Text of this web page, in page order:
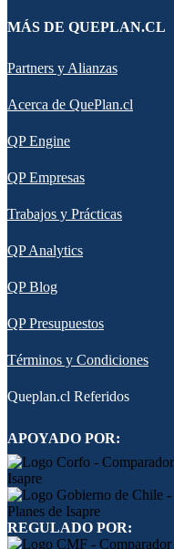
MÁS DE QUEPLAN.CL
Partners y Alianzas
Acerca de QuePlan.cl
QP Engine
QP Empresas
Trabajos y Prácticas
QP Analytics
QP Blog
QP Presupuestos
Términos y Condiciones
Queplan.cl Referidos
APOYADO POR:
REGULADO POR: